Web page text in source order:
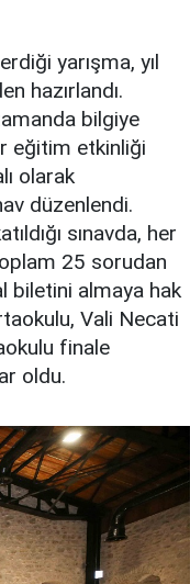
yarışma, yıl
hazırlandı.
bilgiye
eğitim etkinliği
olarak
düzenlendi.
sınavda, her
25 sorudan
biletini almaya hak
Vali Necati
finale
oldu.